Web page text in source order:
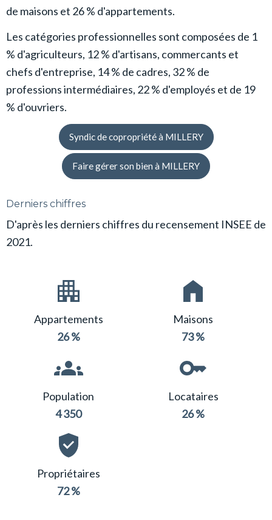
de maisons et 26 % d'appartements.
Les catégories professionnelles sont composées de 1
% d'agriculteurs, 12 % d'artisans, commercants et
chefs d'entreprise, 14 % de cadres, 32 % de
professions intermédiaires, 22 % d'employés et de 19
% d'ouvriers.
Syndic de copropriété à MILLERY
Faire gérer son bien à MILLERY
Derniers chiffres
D'après les derniers chiffres du recensement INSEE de
2021.
Appartements
26 %
Maisons
73 %
Population
4 350
Locataires
26 %
Propriétaires
72 %